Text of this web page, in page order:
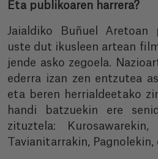
Eta publikoaren harrera?
Jaialdiko Buñuel
uste dut ikusleen artean
jende asko zegoela.
ederra izan zen entzutea
eta beren herrialdeetako
handi batzuekin ere
zituztela:
Tavianitarrakin, Pagnolekin,